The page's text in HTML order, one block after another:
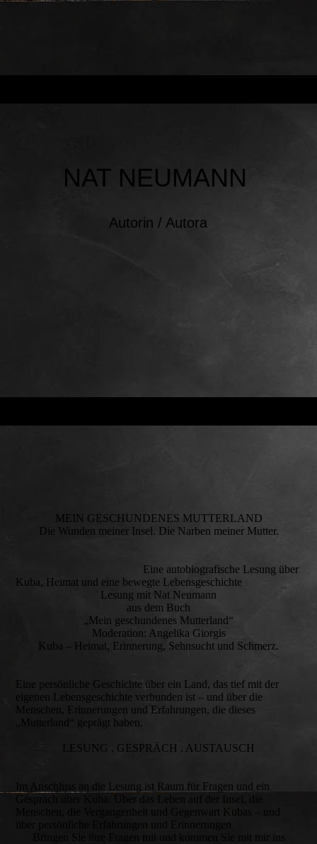
NAT NEUMANN
Autorin / Autora
MEIN GESCHUNDENES MUTTERLAND
Die Wunden meiner Insel. Die Narben meiner Mutter.
Eine autobiografische Lesung über
Kuba, Heimat und eine bewegte Lebensgeschichte
Lesung mit Nat Neumann
aus dem Buch
„Mein geschundenes Mutterland“
Moderation: Angelika Giorgis
Kuba – Heimat, Erinnerung, Sehnsucht und Schmerz.
Eine persönliche Geschichte über ein Land, das tief mit der
eigenen Lebensgeschichte verbunden ist – und über die
Menschen, Erinnerungen und Erfahrungen, die dieses
„Mutterland“ geprägt haben.
LESUNG . GESPRÄCH . AUSTAUSCH
Im Anschluss an die Lesung ist Raum für Fragen und ein
Gespräch über Kuba: Über das Leben auf der Insel, die
Menschen, die Vergangenheit und Gegenwart Kubas – und
über persönliche Erfahrungen und Erinnerungen
Bringen Sie ihre Fragen mit und kommen Sie mit mir ins